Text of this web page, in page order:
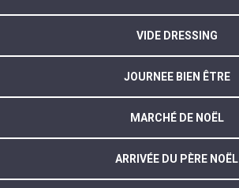
VIDE DRESSING
JOURNEE BIEN ÊTRE
MARCHÉ DE NOËL
ARRIVÉE DU PÈRE NOËL